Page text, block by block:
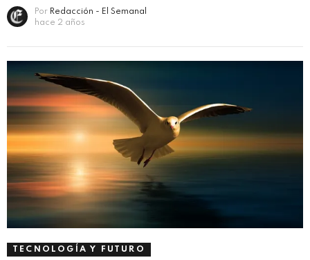
Por Redacción - El Semanal
hace 2 años
TECNOLOGÍA Y FUTURO